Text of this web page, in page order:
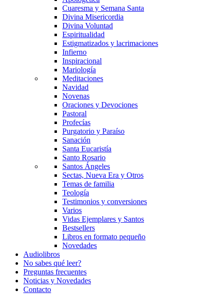
Cuaresma y Semana Santa
Divina Misericordia
Divina Voluntad
Espiritualidad
Estigmatizados y lacrimaciones
Infierno
Inspiracional
Mariología
Meditaciones
Navidad
Novenas
Oraciones y Devociones
Pastoral
Profecías
Purgatorio y Paraíso
Sanación
Santa Eucaristía
Santo Rosario
Santos Ángeles
Sectas, Nueva Era y Otros
Temas de familia
Teología
Testimonios y conversiones
Varios
Vidas Ejemplares y Santos
Bestsellers
Libros en formato pequeño
Novedades
Audiolibros
No sabes qué leer?
Preguntas frecuentes
Noticias y Novedades
Contacto